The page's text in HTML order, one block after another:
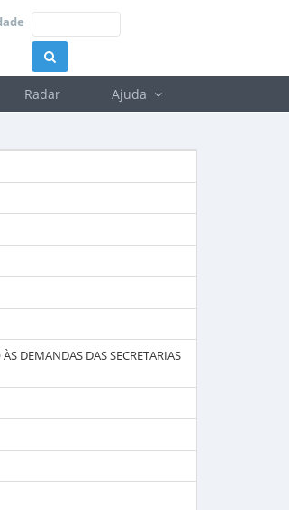
Radar Ajuda
DEMANDAS DAS SECRETARIAS